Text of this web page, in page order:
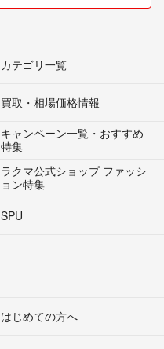
カテゴリ一覧
買取・相場価格情報
キャンペーン一覧・おすすめ
特集
ラクマ公式ショップ ファッシ
ョン特集
SPU
はじめての方へ